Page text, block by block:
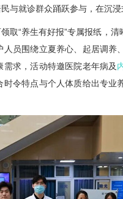
与就诊群众踊跃参与，在沉浸
取“养生有好报”专属报纸，
员围绕立夏养心、起居调养
求，活动特邀医院老年病及
令特点与个人体质给出专业